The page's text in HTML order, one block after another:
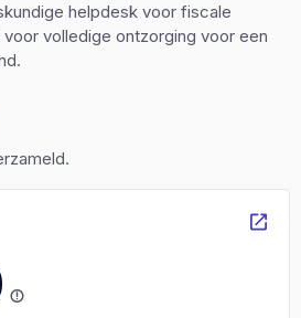
helpdesk voor fiscale
volledige ontzorging voor een